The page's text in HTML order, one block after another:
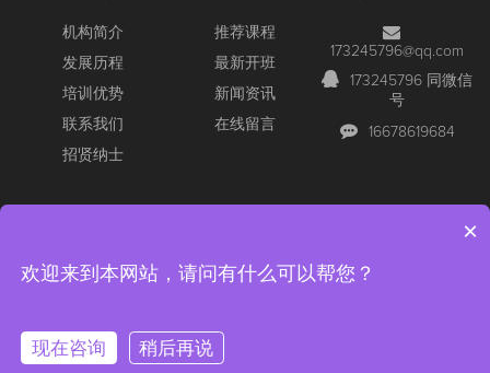
机构简介
发展历程
培训优势
联系我们
招贤纳士
推荐课程
最新开班
新闻资讯
在线留言
173245796@qq.com
173245796 同微信
号
16678619684
认证/深信服认证/红帽认证/RCNA/RCNP/RCIE/青岛红帽考场/深信
×
欢迎来到本网站，请问有什么可以帮您？
现在咨询 稍后再说